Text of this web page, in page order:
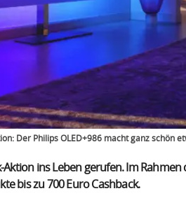
Der Philips OLED+986 macht ganz schön
Aktion ins Leben gerufen. Im
bis zu 700 Euro Cashback.